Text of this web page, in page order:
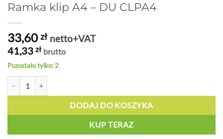
Ramka klip A4 – DU CLPA4
33,60zł netto+VAT
41,33 zł brutto
Pozostało tylko: 2
DODAJ DO KOSZYKA
KUP TERAZ